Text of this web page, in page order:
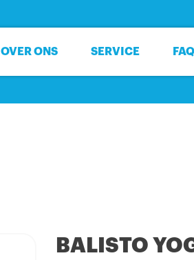
OVER ONS SERVICE FAQ
BALISTO